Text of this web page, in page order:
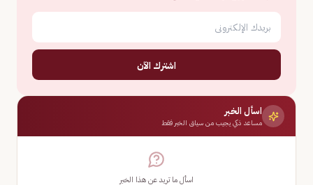
اشترك الآن
اسأل الخبر
مساعد ذكي يجيب من سياق الخبر فقط
اسأل ما تريد عن هذا الخبر